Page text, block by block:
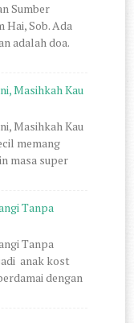
Sumber
Hai, Sob. Ada
adalah doa.
Masihkah Kau
Masihkah Kau
memang
masa super
Tanpa
Tanpa
anak kost
dengan